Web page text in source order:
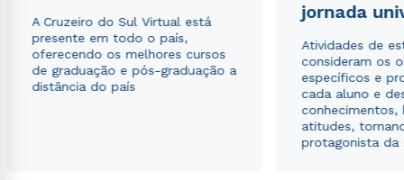
A Cruzeiro do Sul Virtual está
presente em todo o país,
oferecendo os melhores cursos
de graduação e pós-graduação a
distância do país
jornada
Atividades de
consideram os
específicos e
cada aluno e
conhecimentos,
atitudes,
protagonista da